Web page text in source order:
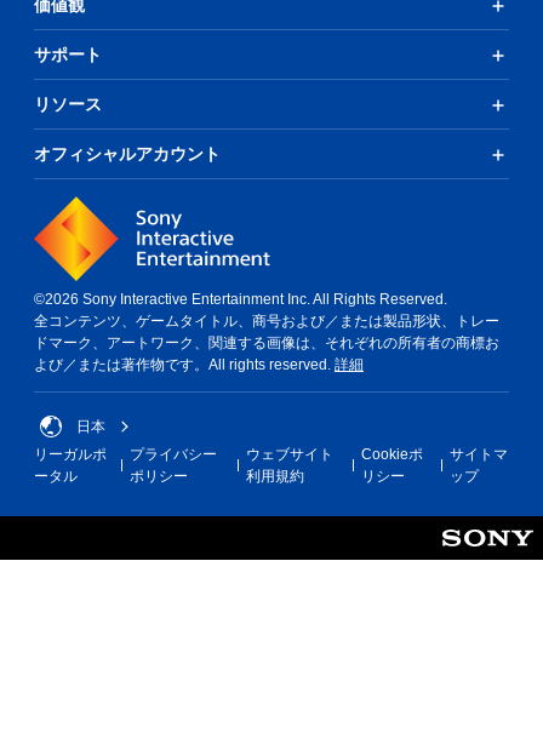
価値観
サポート
リソース
オフィシャルアカウント
©2026 Sony Interactive Entertainment Inc. All Rights Reserved.
全コンテンツ、ゲームタイトル、商号および／または製品形状、トレー
ドマーク、アートワーク、関連する画像は、それぞれの所有者の商標お
よび／または著作物です。All rights reserved. 詳細
日本
リーガルポ
ータル
プライバシー
ポリシー
ウェブサイト
利用規約
Cookieポ
リシー
サイトマ
ップ